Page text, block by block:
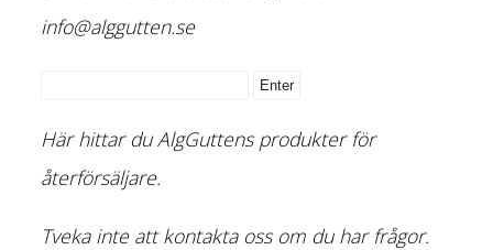
info@alggutten.se
Här hittar du AlgGuttens produkter för
återförsäljare.
Tveka inte att kontakta oss om du har frågor.